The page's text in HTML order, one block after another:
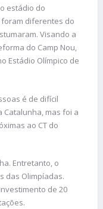
estádio do
foram diferentes do
Visando a
do Camp Nou,
Estádio Olímpico de
é de difícil
Catalunha, mas foi a
ao CT do
Entretanto, o
das Olimpíadas.
de 20